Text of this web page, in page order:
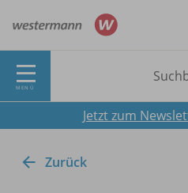
MENÜ
Jetzt zum
Zurück